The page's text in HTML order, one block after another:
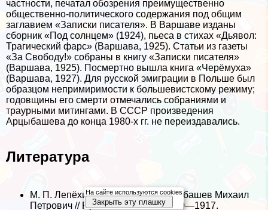
частности, печатал обозрения преимущественно
общественно-политического содержания под общим
заглавием «Записки писателя». В Варшаве изданы
сборник «Под солнцем» (1924), пьеса в стихах «Дьявол:
Трагический фарс» (Варшава, 1925). Статьи из газеты
«За Свободу!» собраны в книгу «Записки писателя»
(Варшава, 1925). Поcмepтно вышла книга «Черёмуха»
(Варшава, 1927). Для русской эмиграции в Польше был
образцом непримиримости к большевистскому режиму;
годовщины его cмepти отмечались собраниями и
траурными митингами. В СССР произведения
Арцыбашева до конца 1980-х гг. не переиздавались.
Литература
М. П. Лепёхин, А. В. Чанцев. Арцыбашев Михаил
Петрович // Русские писатели 1800—1917.
На сайте используются cookies
Закрыть эту плашку